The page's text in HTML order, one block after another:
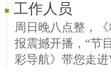
工作人员
周日晚八点整，
报震撼开播，“节
彩导航》带您走